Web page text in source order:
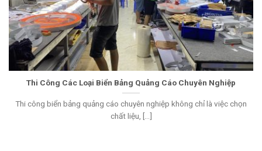
Thi Công Các Loại Biển Bảng Quảng Cáo Chuyên Nghiệp
Thi công biển bảng quảng cáo chuyên nghiệp không chỉ là việc chọn
chất liệu, [...]